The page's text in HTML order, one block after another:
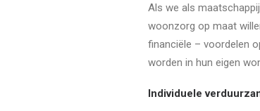
Als we als
woonzorg op maat
financiële – voordelen
worden in hun eigen
Individuele